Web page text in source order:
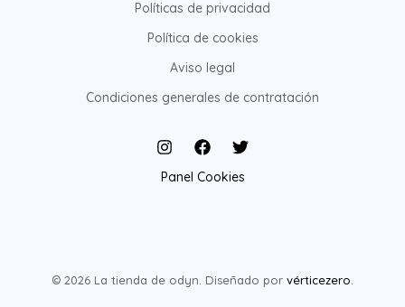
Políticas de privacidad
Política de cookies
Aviso legal
Condiciones generales de contratación
Panel Cookies
© 2026 La tienda de odyn. Diseñado por vérticezero